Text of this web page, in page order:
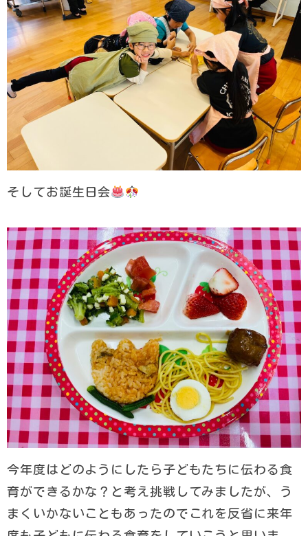
そしてお誕生日会
今年度はどのようにしたら子どもたちに伝わる食
育ができるかな？と考え挑戦してみましたが、う
まくいかないこともあったのでこれを反省に来年